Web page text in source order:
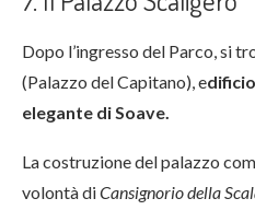
Dopo l’ingresso del Parco, si
(Palazzo del Capitano), e
elegante di Soave.
La costruzione del palazzo
volontà diCansignorio della